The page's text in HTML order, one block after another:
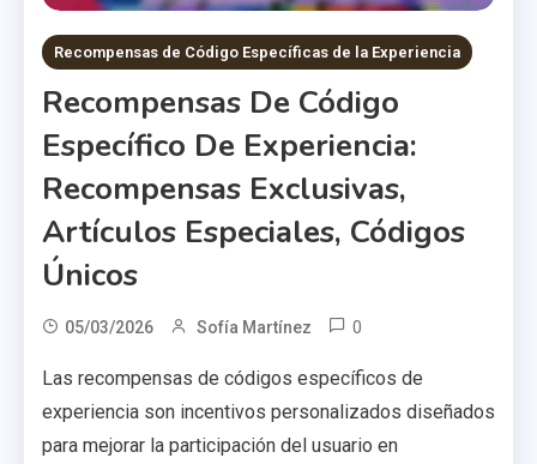
Recompensas de Código Específicas de la Experiencia
Recompensas De Código
Específico De Experiencia:
Recompensas Exclusivas,
Artículos Especiales, Códigos
Únicos
05/03/2026 Sofía Martínez 0
Las recompensas de códigos específicos de
experiencia son incentivos personalizados diseñados
para mejorar la participación del usuario en